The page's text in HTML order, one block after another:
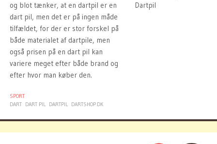
og blot tænker, at en dartpil er en
dart pil, men det er på ingen måde
tilfældet, for der er stor forskel på
både materialet af dartpile, men
også prisen på en dart pil kan
variere meget efter både brand og
efter hvor man køber den.
SPORT
DART DART PIL DARTPIL DARTSHOP.DK